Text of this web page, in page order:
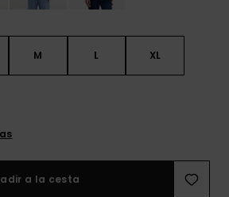
M L XL
a la cesta